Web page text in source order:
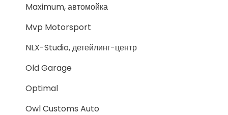
Maximum, автомойка
Mvp Motorsport
NLX-Studio, детейлинг-центр
Old Garage
Optimal
Owl Customs Auto